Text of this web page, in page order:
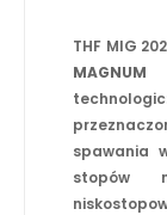
THF MIG
MAGNUM
spawania
stopów